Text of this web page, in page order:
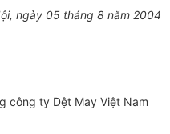
ngày 05 tháng 8 năm 2004
công ty Dệt May Việt Nam